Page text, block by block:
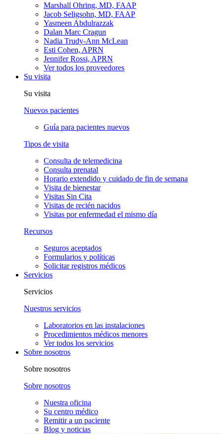
Marshall Ohring, MD, FAAP
Jacob Seligsohn, MD, FAAP
Yasmeen Abdulrazzak
Dalan Marc Cragun
Nadia Trudy-Ann McLean
Esti Cohen, APRN
Jennifer Rossi, APRN
Ver todos los proveedores
Su visita
Su visita
Nuevos pacientes
Guía para pacientes nuevos
Tipos de visita
Consulta de telemedicina
Consulta prenatal
Horario extendido y cuidado de fin de semana
Visita de bienestar
Visitas Sin Cita
Visitas de recién nacidos
Visitas por enfermedad el mismo día
Recursos
Seguros aceptados
Formularios y políticas
Solicitar registros médicos
Servicios
Servicios
Nuestros servicios
Laboratorios en las instalaciones
Procedimientos médicos menores
Ver todos los servicios
Sobre nosotros
Sobre nosotros
Sobre nosotros
Nuestra oficina
Su centro médico
Remitir a un paciente
Blog y noticias